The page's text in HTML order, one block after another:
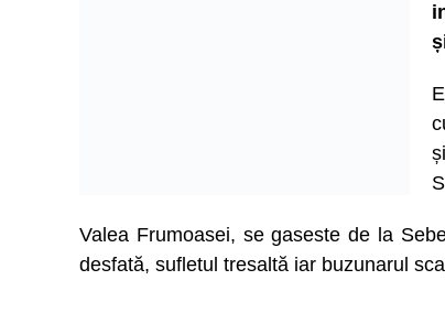
Valea Frumoasei, se gaseste de la
desfată, sufletul tresaltă iar buzunarul